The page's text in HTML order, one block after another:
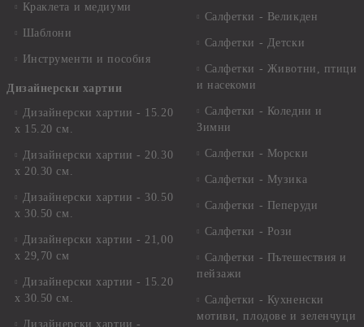
Краклета и медиуми
Шаблони
Инструменти и пособия
Дизайнерски хартии
Дизайнерски хартии - 15.20
х 15.20 см.
Дизайнерски хартии - 20.30
х 20.30 см.
Дизайнерски хартии - 30.50
х 30.50 см.
Дизайнерски хартии - 21,00
х 29,70 см
Дизайнерски хартии - 15.20
x 30.50 см.
Дизайнерски хартии -
Салфетки - Великден
Салфетки - Детски
Салфетки - Животни, птици
и насекоми
Салфетки - Коледни и
Зимни
Салфетки - Морски
Салфетки - Музика
Салфетки - Пеперуди
Салфетки - Рози
Салфетки - Пътешествия и
пейзажи
Салфетки - Кухненски
мотиви, плодове и зеленчуци